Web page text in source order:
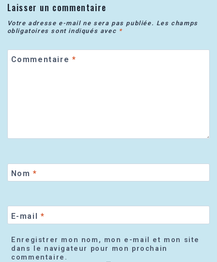
Laisser un commentaire
Votre adresse e-mail ne sera pas publiée. Les champs
obligatoires sont indiqués avec *
Commentaire *
Nom *
E-mail *
Enregistrer mon nom, mon e-mail et mon site
dans le navigateur pour mon prochain
commentaire.